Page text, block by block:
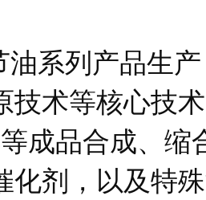
列产品生产
技术等核心技
成品合成、
化剂，以及特